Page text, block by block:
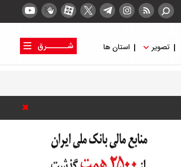
تصویر استان ها
شــــــرق